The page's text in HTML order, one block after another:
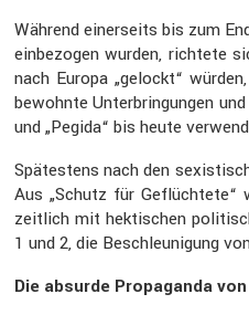
Während einer­seits bis zum
einbe­zogen wurden, richtete
nach Europa „gelockt“
bewohnte Unter­brin­gungen
und „Pegida“ bis heute
Spätes­tens nach den
Aus „Schutz für Geflüch­tete“
zeitlich mit hekti­schen
1 und 2, die Beschleu­ni­gung
Die absurde Propa­ganda